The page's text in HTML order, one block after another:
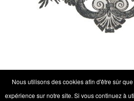
Nous utilisons des cookies afin d'être sûr
expérience sur notre site. Si vous continuez à